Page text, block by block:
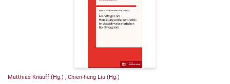
Matthias Knauff (Hg.) Chien-hung Liu (Hg.)